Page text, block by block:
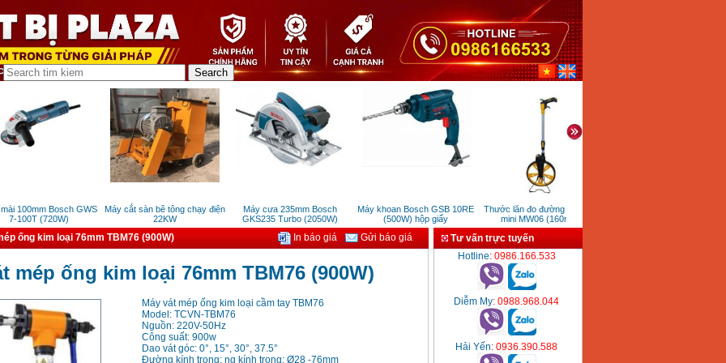
100mm Bosch GWS
7-100T (720W)
Máy cắt sàn bê tông chạy điện
22KW
Máy cưa 235mm Bosch
GKS235 Turbo (2050W)
Máy khoan Bosch GSB 10RE
(500W) hộp giấy
Thước lăn đo đường bánh xe
mini MW06 (160mm)
ống kim loại 76mm TBM76 (900W) In báo giá Gửi báo giá
mép ống kim loại 76mm TBM76 (900W)
Máy vát mép ống kim loại cầm tay TBM76
Model: TCVN-TBM76
Nguồn: 220V-50Hz
Công suất: 900w
Dao vát góc: 0°, 15°, 30°, 37.5°
Đường kính trong: ng kính trong: Ø28 -76mm
Tư vấn trực tuyến
Hotline: 0986.166.533
Diễm My: 0988.968.044
Hải Yến: 0936.390.588